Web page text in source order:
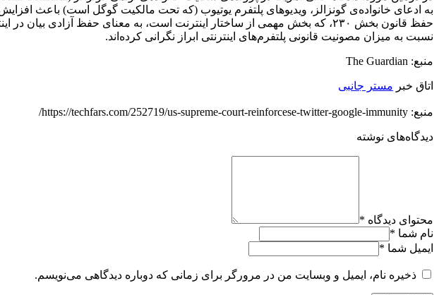
به ادعای خانواده‌ی گونزالز، ویدیوهای پلتفرم یوتیوب (که تحت مالکیت گوگل است) باعث
حفظ قانون بخش ۲۳۰، که بخش مهمی از ساختار اینترنت است، به معنای حفظ آزادی
نسبت به میزان مصونیت قانونی پلتفرم‌های اینترنتی ابراز نگرانی کرده‌اند.
منبع: The Guardian
اتاق خبر مستر جانبی
منبع: https://techfars.com/252719/us-supreme-court-reinforcese-twitter-google-immunity/
دیدگاه‌های نوشته
محتوای دیدگاه *
نام شما *
ایمیل شما *
ذخیره نام، ایمیل و وبسایت من در مرورگر برای زمانی که دوباره دیدگاهی می‌نویسم.